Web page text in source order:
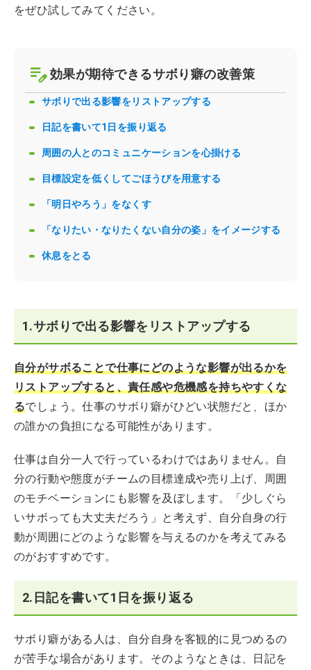
をぜひ試してみてください。
効果が期待できるサボり癖の改善策
サボりで出る影響をリストアップする
日記を書いて1日を振り返る
周囲の人とのコミュニケーションを心掛ける
目標設定を低くしてごほうびを用意する
「明日やろう」をなくす
「なりたい・なりたくない自分の姿」をイメージする
休息をとる
1.サボりで出る影響をリストアップする
自分がサボることで仕事にどのような影響が出るかを
リストアップすると、責任感や危機感を持ちやすくな
るでしょう。仕事のサボり癖がひどい状態だと、ほか
の誰かの負担になる可能性があります。
仕事は自分一人で行っているわけではありません。自
分の行動や態度がチームの目標達成や売り上げ、周囲
のモチベーションにも影響を及ぼします。「少しぐら
いサボっても大丈夫だろう」と考えず、自分自身の行
動が周囲にどのような影響を与えるのかを考えてみる
のがおすすめです。
2.日記を書いて1日を振り返る
サボり癖がある人は、自分自身を客観的に見つめるの
が苦手な場合があります。そのようなときは、日記を